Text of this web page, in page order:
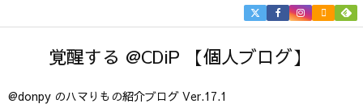
覚醒する @CDiP 【個人ブログ】
@donpy のハマりもの紹介ブログ Ver.17.1

